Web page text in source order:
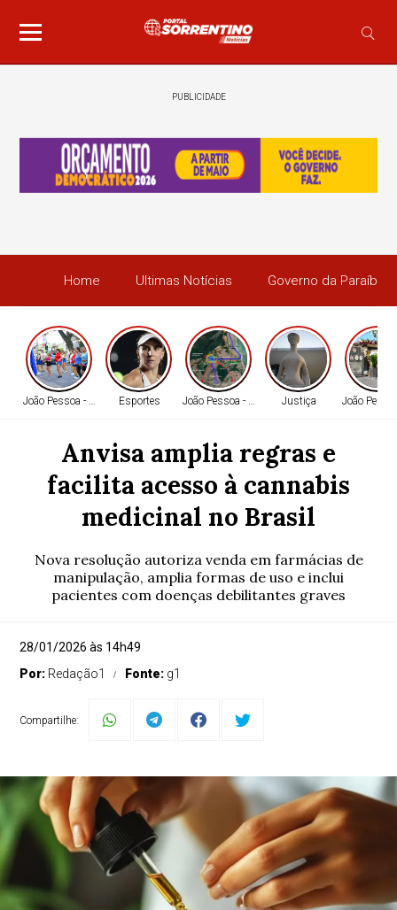
PUBLICIDADE
Home Ultimas Notícias Governo da Paraíba
João Pessoa - PB Esportes João Pessoa - PB Justiça João
Anvisa amplia regras e
facilita acesso à cannabis
medicinal no Brasil
Nova resolução autoriza venda em farmácias de
manipulação, amplia formas de uso e inclui
pacientes com doenças debilitantes graves
28/01/2026 às 14h49
Por: Redação1 Fonte: g1
Compartilhe: